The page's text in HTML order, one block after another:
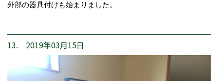
外部の器具付けも始まりました。
13. 2019年03月15日